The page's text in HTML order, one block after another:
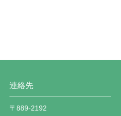
連絡先
〒889-2192